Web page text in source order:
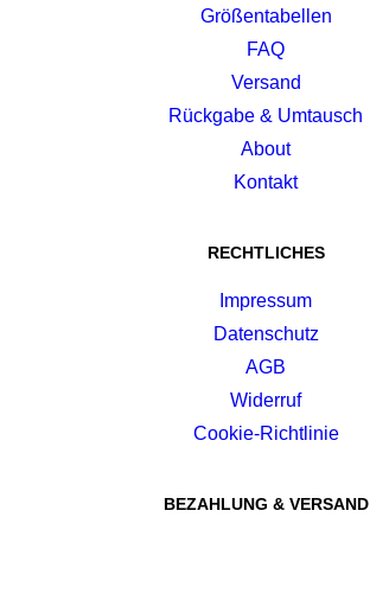
Größentabellen
FAQ
Versand
Rückgabe & Umtausch
About
Kontakt
RECHTLICHES
Impressum
Datenschutz
AGB
Widerruf
Cookie-Richtlinie
BEZAHLUNG & VERSAND